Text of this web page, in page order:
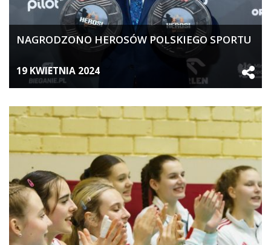
NAGRODZONO HEROSÓW POLSKIEGO SPORTU
19 KWIETNIA 2024